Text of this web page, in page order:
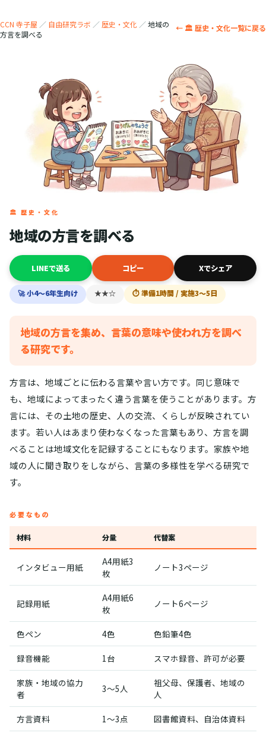
CCN 寺子屋 ／ 自由研究ラボ ／ 歴史・文化 ／地域の
方言を調べる
← 🏛️ 歴史・文化一覧に戻る
🏛️ 歴史・文化
地域の方言を調べる
LINEで送る コピー Xでシェア
🚀 小4〜6年生向け ★★☆ ⏱ 準備1時間 / 実施3〜5日
地域の方言を集め、言葉の意味や使われ方を調べ
る研究です。
方言は、地域ごとに伝わる言葉や言い方です。同じ意味で
も、地域によってまったく違う言葉を使うことがあります。方
言には、その土地の歴史、人の交流、くらしが反映されてい
ます。若い人はあまり使わなくなった言葉もあり、方言を調
べることは地域文化を記録することにもなります。家族や地
域の人に聞き取りをしながら、言葉の多様性を学べる研究で
す。
必要なもの
材料 分量 代替案
インタビュー用紙
A4用紙3
枚
ノート3ページ
記録用紙
A4用紙6
枚
ノート6ページ
色ペン 4色 色鉛筆4色
録音機能 1台 スマホ録音、許可が必要
家族・地域の協力
者
3〜5人
祖父母、保護者、地域の
人
方言資料 1〜3点 図書館資料、自治体資料